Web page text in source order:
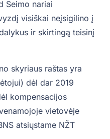
Seimo nariai
visiškai neįsigilino į
ir skirtingą teisinį
skyriaus raštas yra
dėl dar 2019
kompensacijos
vietovėje
atsiųstame NŽT